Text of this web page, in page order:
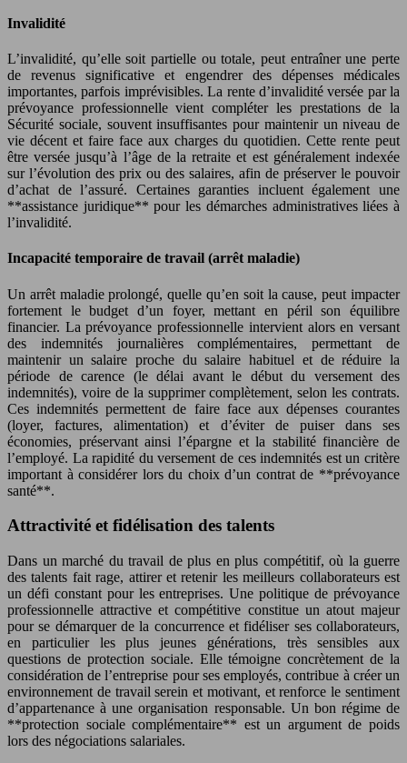
Invalidité
L’invalidité, qu’elle soit partielle ou totale, peut entraîner une perte
de revenus significative et engendrer des dépenses médicales
importantes, parfois imprévisibles. La rente d’invalidité versée par la
prévoyance professionnelle vient compléter les prestations de la
Sécurité sociale, souvent insuffisantes pour maintenir un niveau de
vie décent et faire face aux charges du quotidien. Cette rente peut
être versée jusqu’à l’âge de la retraite et est généralement indexée
sur l’évolution des prix ou des salaires, afin de préserver le pouvoir
d’achat de l’assuré. Certaines garanties incluent également une
**assistance juridique** pour les démarches administratives liées à
l’invalidité.
Incapacité temporaire de travail (arrêt maladie)
Un arrêt maladie prolongé, quelle qu’en soit la cause, peut impacter
fortement le budget d’un foyer, mettant en péril son équilibre
financier. La prévoyance professionnelle intervient alors en versant
des indemnités journalières complémentaires, permettant de
maintenir un salaire proche du salaire habituel et de réduire la
période de carence (le délai avant le début du versement des
indemnités), voire de la supprimer complètement, selon les contrats.
Ces indemnités permettent de faire face aux dépenses courantes
(loyer, factures, alimentation) et d’éviter de puiser dans ses
économies, préservant ainsi l’épargne et la stabilité financière de
l’employé. La rapidité du versement de ces indemnités est un critère
important à considérer lors du choix d’un contrat de **prévoyance
santé**.
Attractivité et fidélisation des talents
Dans un marché du travail de plus en plus compétitif, où la guerre
des talents fait rage, attirer et retenir les meilleurs collaborateurs est
un défi constant pour les entreprises. Une politique de prévoyance
professionnelle attractive et compétitive constitue un atout majeur
pour se démarquer de la concurrence et fidéliser ses collaborateurs,
en particulier les plus jeunes générations, très sensibles aux
questions de protection sociale. Elle témoigne concrètement de la
considération de l’entreprise pour ses employés, contribue à créer un
environnement de travail serein et motivant, et renforce le sentiment
d’appartenance à une organisation responsable. Un bon régime de
**protection sociale complémentaire** est un argument de poids
lors des négociations salariales.